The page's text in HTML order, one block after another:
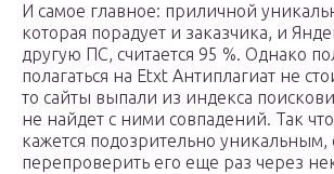
И самое главное: приличной
которая порадует и заказчика, и
другую ПС, считается 95 %. Однако
полагаться на Etxt Антиплагиат не
то сайты выпали из индекса
не найдет с ними совпадений. Так
кажется подозрительно уникальным,
перепроверить его еще раз через